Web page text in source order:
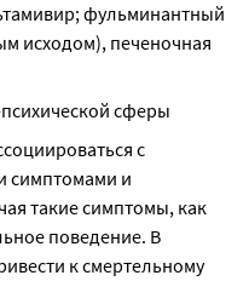
фульминантный
исходом), печеночная
сферы
с
симптомами и
такие симптомы, как
поведение. В
к смертельному